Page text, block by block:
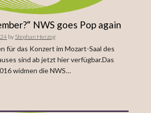
NWS goes Pop again
by Stephan Herzog
für das Konzert im Mozart-Saal des
sind ab jetzt hier verfügbar.Das
widmen die NWS…